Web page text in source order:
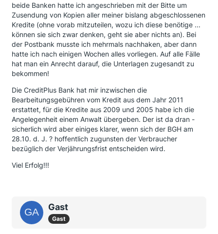
beide Banken hatte ich angeschrieben mit der Bitte um
Zusendung von Kopien aller meiner bislang abgeschlossenen
Kredite (ohne vorab mitzuteilen, wozu ich diese benötige ...
können sie sich zwar denken, geht sie aber nichts an). Bei
der Postbank musste ich mehrmals nachhaken, aber dann
hatte ich nach einigen Wochen alles vorliegen. Auf alle Fälle
hat man ein Anrecht darauf, die Unterlagen zugesandt zu
bekommen!
Die CreditPlus Bank hat mir inzwischen die
Bearbeitungsgebühren vom Kredit aus dem Jahr 2011
erstattet, für die Kredite aus 2009 und 2005 habe ich die
Angelegenheit einem Anwalt übergeben. Der ist da dran -
sicherlich wird aber einiges klarer, wenn sich der BGH am
28.10. d. J. ? hoffentlich zugunsten der Verbraucher
bezüglich der Verjährungsfrist entscheiden wird.
Viel Erfolg!!!
Gast
Gast